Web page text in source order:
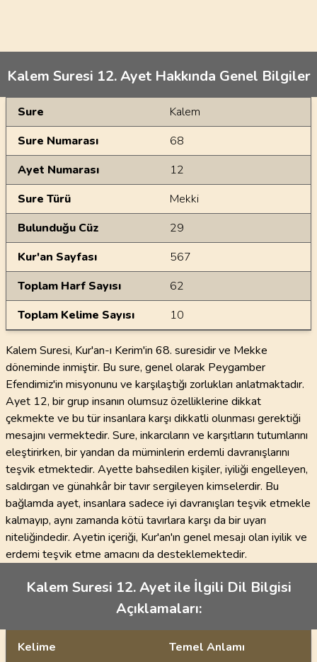
Kalem Suresi 12. Ayet Hakkında Genel Bilgiler
Genel Bilgiler
Sure
Kalem
Sure Numarası
68
Ayet Numarası
12
Sure Türü
Mekki
Bulunduğu Cüz
29
Kur'an Sayfası
567
Toplam Harf Sayısı
62
Toplam Kelime Sayısı
10
Kalem Suresi, Kur'an-ı Kerim'in 68. suresidir ve Mekke
döneminde inmiştir. Bu sure, genel olarak Peygamber
Efendimiz'in misyonunu ve karşılaştığı zorlukları anlatmaktadır.
Ayet 12, bir grup insanın olumsuz özelliklerine dikkat
çekmekte ve bu tür insanlara karşı dikkatli olunması gerektiği
mesajını vermektedir. Sure, inkarcıların ve karşıtların tutumlarını
eleştirirken, bir yandan da müminlerin erdemli davranışlarını
teşvik etmektedir. Ayette bahsedilen kişiler, iyiliği engelleyen,
saldırgan ve günahkâr bir tavır sergileyen kimselerdir. Bu
bağlamda ayet, insanlara sadece iyi davranışları teşvik etmekle
kalmayıp, aynı zamanda kötü tavırlara karşı da bir uyarı
niteliğindedir. Ayetin içeriği, Kur'an'ın genel mesajı olan iyilik ve
erdemi teşvik etme amacını da desteklemektedir.
Kalem Suresi 12. Ayet ile İlgili Dil Bilgisi
Açıklamaları:
Kelime Temel Anlamı